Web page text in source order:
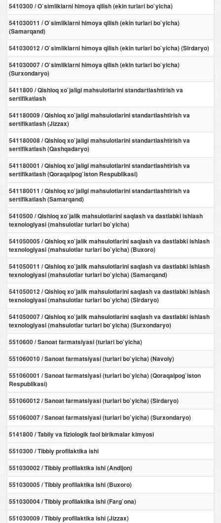
5410300 / O`simliklarni himoya qilish (ekin turlari bo`yicha)
541030011 / O`simliklarni himoya qilish (ekin turlari bo`yicha)
(Samarqand)
541030012 / O`simliklarni himoya qilish (ekin turlari bo`yicha) (Sirdaryo)
541030007 / O`simliklarni himoya qilish (ekin turlari bo`yicha)
(Surxondaryo)
5411800 / Qishloq xo`jaligi mahsulotlarini standartlashtirish va
sertifikatlash
541180009 / Qishloq xo`jaligi mahsulotlarini standartlashtirish va
sertifikatlash (Jizzax)
541180008 / Qishloq xo`jaligi mahsulotlarini standartlashtirish va
sertifikatlash (Qashqadaryo)
541180001 / Qishloq xo`jaligi mahsulotlarini standartlashtirish va
sertifikatlash (Qoraqalpog`iston Respublikasi)
541180011 / Qishloq xo`jaligi mahsulotlarini standartlashtirish va
sertifikatlash (Samarqand)
5410500 / Qishloq xo`jalik mahsulotlarini saqlash va dastlabki ishlash
texnologiyasi (mahsulotlar turlari bo`yicha)
541050005 / Qishloq xo`jalik mahsulotlarini saqlash va dastlabki ishlash
texnologiyasi (mahsulotlar turlari bo`yicha) (Buxoro)
541050011 / Qishloq xo`jalik mahsulotlarini saqlash va dastlabki ishlash
texnologiyasi (mahsulotlar turlari bo`yicha) (Samarqand)
541050012 / Qishloq xo`jalik mahsulotlarini saqlash va dastlabki ishlash
texnologiyasi (mahsulotlar turlari bo`yicha) (Sirdaryo)
541050007 / Qishloq xo`jalik mahsulotlarini saqlash va dastlabki ishlash
texnologiyasi (mahsulotlar turlari bo`yicha) (Surxondaryo)
5510600 / Sanoat farmatsiyasi (turlari bo`yicha)
551060010 / Sanoat farmatsiyasi (turlari bo`yicha) (Navoiy)
551060001 / Sanoat farmatsiyasi (turlari bo`yicha) (Qoraqalpog`iston
Respublikasi)
551060012 / Sanoat farmatsiyasi (turlari bo`yicha) (Sirdaryo)
551060007 / Sanoat farmatsiyasi (turlari bo`yicha) (Surxondaryo)
5141800 / Tabiiy va fiziologik faol birikmalar kimyosi
5510300 / Tibbiy profilaktika ishi
551030002 / Tibbiy profilaktika ishi (Andijon)
551030005 / Tibbiy profilaktika ishi (Buxoro)
551030004 / Tibbiy profilaktika ishi (Farg`ona)
551030009 / Tibbiy profilaktika ishi (Jizzax)